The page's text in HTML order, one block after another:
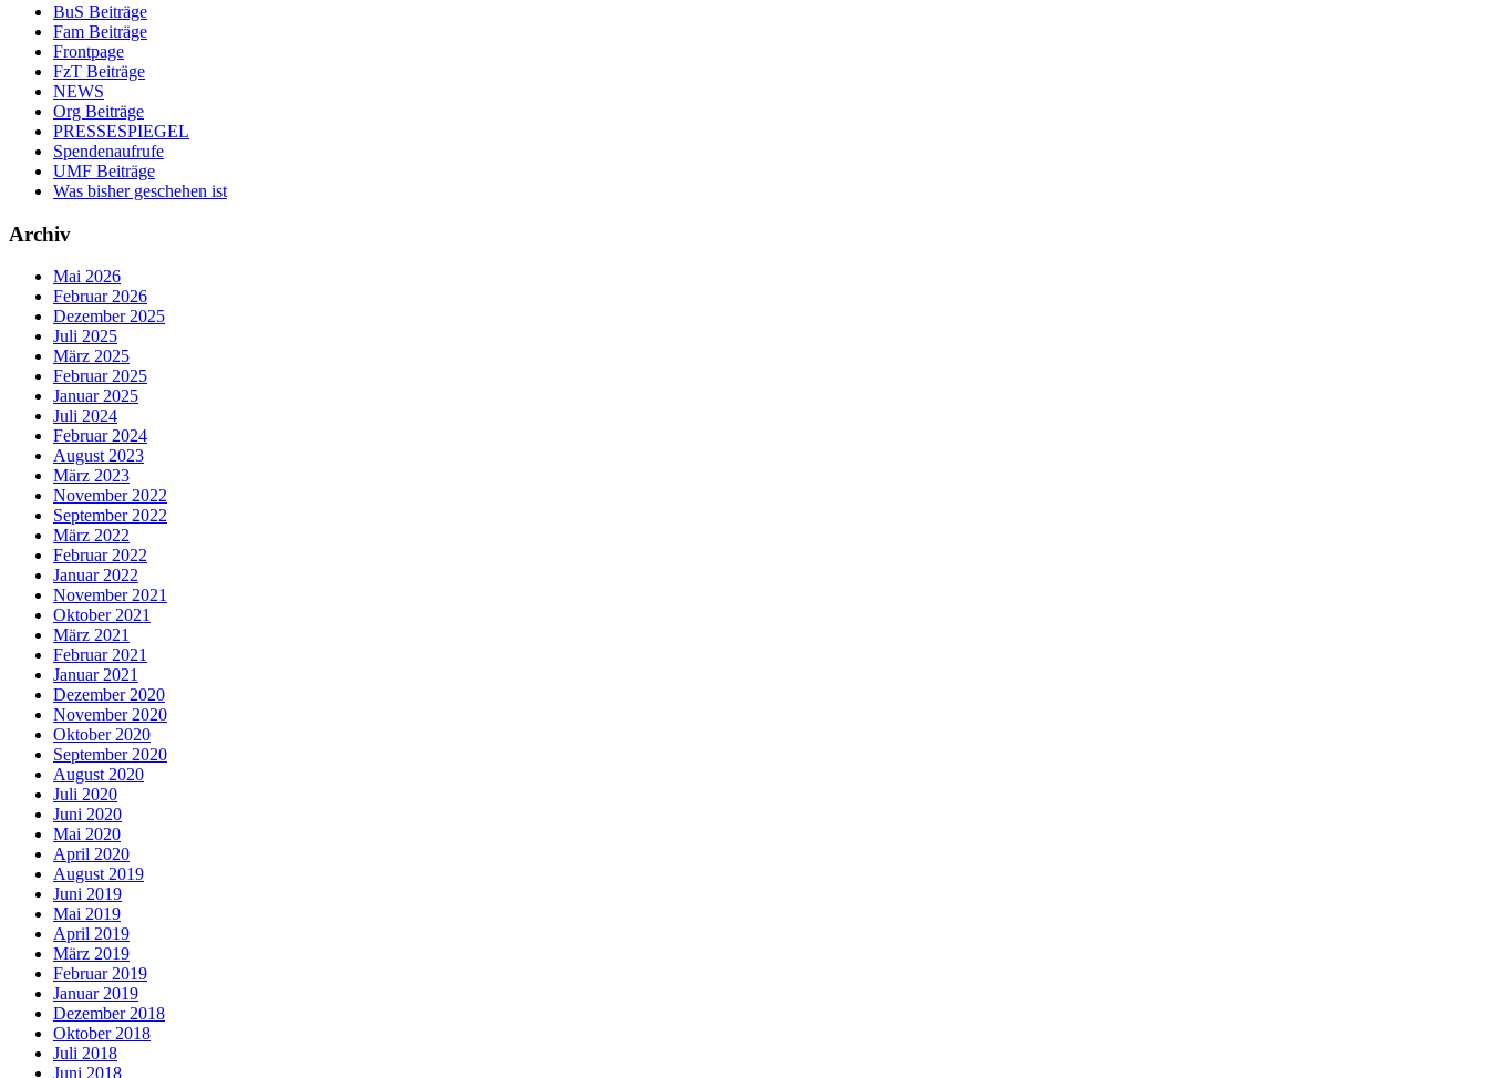
BuS Beiträge
Fam Beiträge
Frontpage
FzT Beiträge
NEWS
Org Beiträge
PRESSESPIEGEL
Spendenaufrufe
UMF Beiträge
Was bisher geschehen ist
Archiv
Mai 2026
Februar 2026
Dezember 2025
Juli 2025
März 2025
Februar 2025
Januar 2025
Juli 2024
Februar 2024
August 2023
März 2023
November 2022
September 2022
März 2022
Februar 2022
Januar 2022
November 2021
Oktober 2021
März 2021
Februar 2021
Januar 2021
Dezember 2020
November 2020
Oktober 2020
September 2020
August 2020
Juli 2020
Juni 2020
Mai 2020
April 2020
August 2019
Juni 2019
Mai 2019
April 2019
März 2019
Februar 2019
Januar 2019
Dezember 2018
Oktober 2018
Juli 2018
Juni 2018